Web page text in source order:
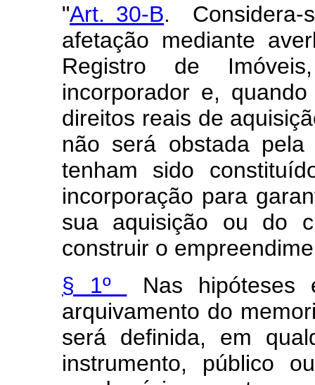
"Art. 30-B. Considera-
afetação mediante
Registro de
incorporador e,
direitos reais de
não será obstada
tenham sido
incorporação para
sua aquisição ou do
construir o
§ 1º
Nas
arquivamento do
será definida, em
instrumento, público